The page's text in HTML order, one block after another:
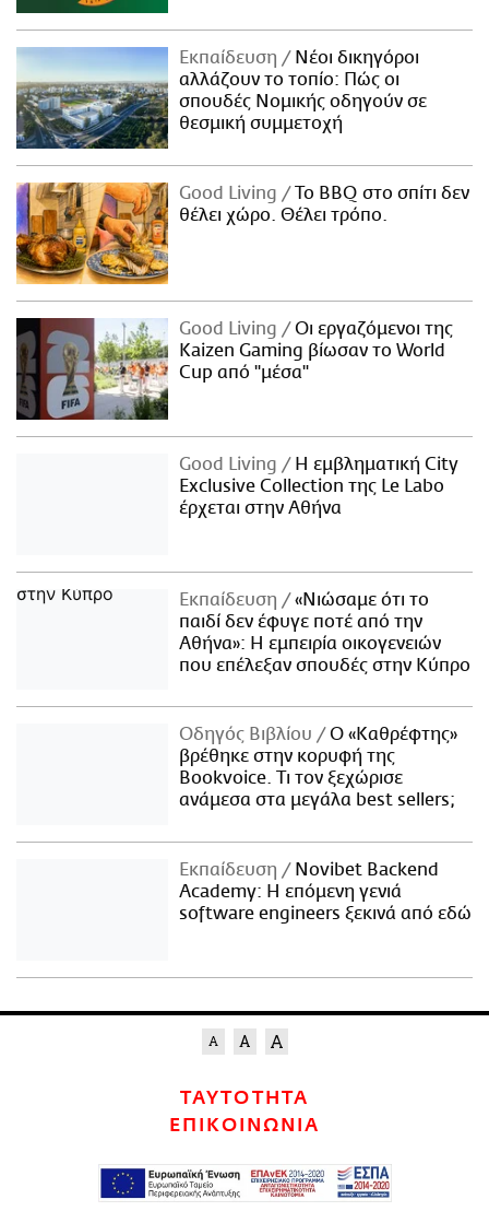
Εκπαίδευση
Νέοι δικηγόροι
αλλάζουν το τοπίο: Πώς οι
σπουδές Νομικής οδηγούν σε
θεσμική συμμετοχή
Good Living
Το BBQ στο σπίτι δεν
θέλει χώρο. Θέλει τρόπο.
Good Living
Οι εργαζόμενοι της
Kaizen Gaming βίωσαν το World
Cup από "μέσα"
Good Living
Η εμβληματική City
Exclusive Collection της Le Labo
έρχεται στην Αθήνα
Εκπαίδευση
«Νιώσαμε ότι το
παιδί δεν έφυγε ποτέ από την
Αθήνα»: Η εμπειρία οικογενειών
που επέλεξαν σπουδές στην Κύπρο
Οδηγός Βιβλίου
Ο «Καθρέφτης»
βρέθηκε στην κορυφή της
Bookvoice. Τι τον ξεχώρισε
ανάμεσα στα μεγάλα best sellers;
Εκπαίδευση
Novibet Backend
Academy: Η επόμενη γενιά
software engineers ξεκινά από εδώ
ΤΑΥΤΟΤΗΤΑ
ΕΠΙΚΟΙΝΩΝΙΑ